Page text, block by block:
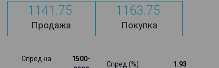
1141.75
Продажа
1163.75
Покупка
Спред на
1500-
Спред (%) 1.93